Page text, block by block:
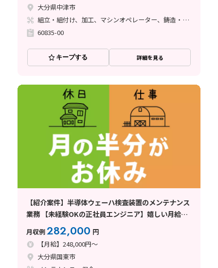
大分県中津市
組立・組付け、加工、マシンオペレーター、鋳造・鍛造、溶接、塗装
60835-00
キープする 詳細を見る
【紹介案件】半導体ウェーハ検査装置のメンテナンス
業務 【未経験OKの正社員エンジニア】嬉しい月給制
度!年間休日185日♪
月収例282,000 円
【月給】248,000円～
大分県国東市